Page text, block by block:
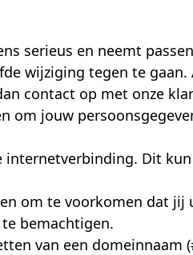
serieus en neemt
wijziging tegen te
contact op met onze
om jouw
Dit
om te voorkomen dat
bemachtigen.
van een